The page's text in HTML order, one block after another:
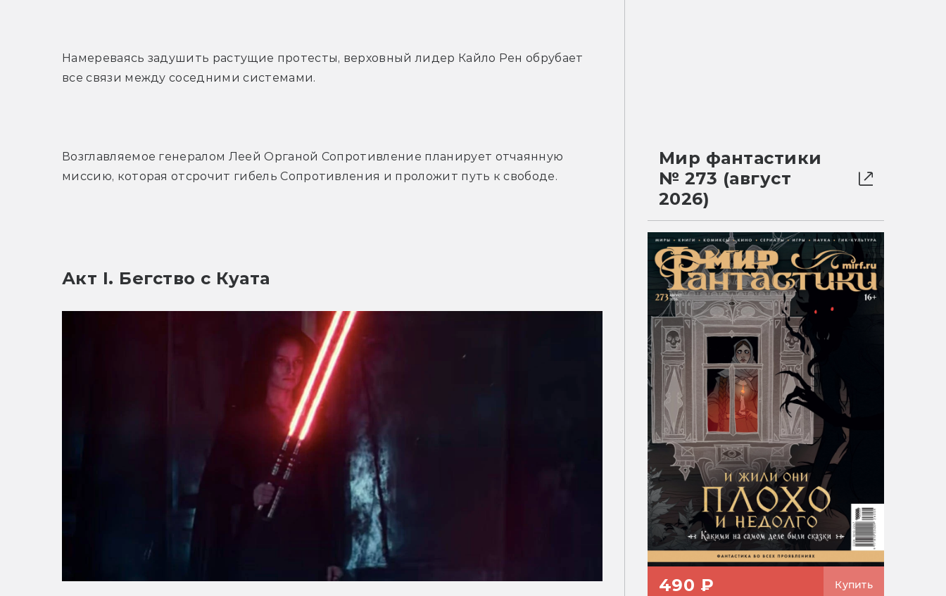
Намереваясь задушить растущие протесты, верховный лидер Кайло Рен обрубает
все связи между соседними системами.
Возглавляемое генералом Леей Органой Сопротивление планирует отчаянную
миссию, которая отсрочит гибель Сопротивления и проложит путь к свободе.
Акт I. Бегство с Куата
Мир фантастики
№ 273 (август
2026)
490 ₽ Купить